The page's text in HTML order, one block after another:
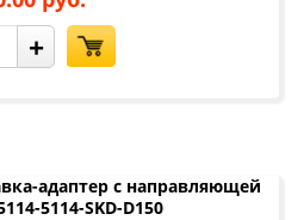
+
адаптер с направляющей
5114-SKD-D150